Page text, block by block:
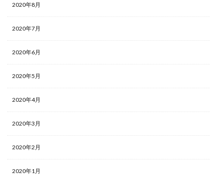
2020年8月
2020年7月
2020年6月
2020年5月
2020年4月
2020年3月
2020年2月
2020年1月